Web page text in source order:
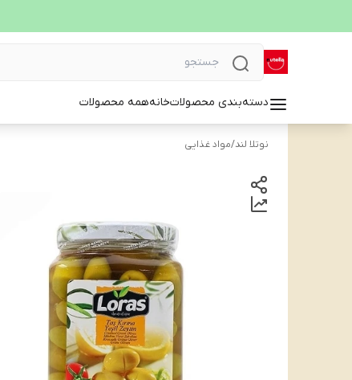
دسته‌بندی محصولاتخانههمه محصولات
نوتلا لند/مواد غذایی